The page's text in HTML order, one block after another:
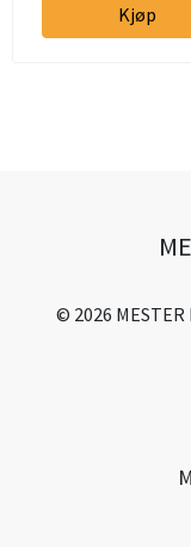
Kjøp
© 2026 MESTER